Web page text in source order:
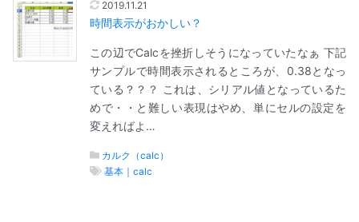
2019.11.21
時間表示がおかしい？
この辺でCalcを挫折しそうになっていたなぁ 下記
サンプルで時間表示されるところが、0.38となっ
ている？？？ これは、シリアル値となっているた
めで・・と難しい表現はやめ、単にセルの設定を
変えればよ…
カルク（calc）
基本｜calc